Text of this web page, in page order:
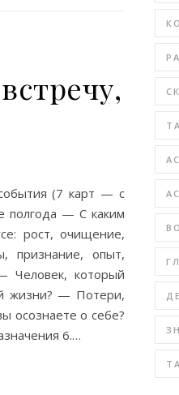
(7 карт — с
полгода — С каким
рост, очищение,
признание, опыт,
Человек, который
жизни? — Потери,
осознаете о себе?
6.…